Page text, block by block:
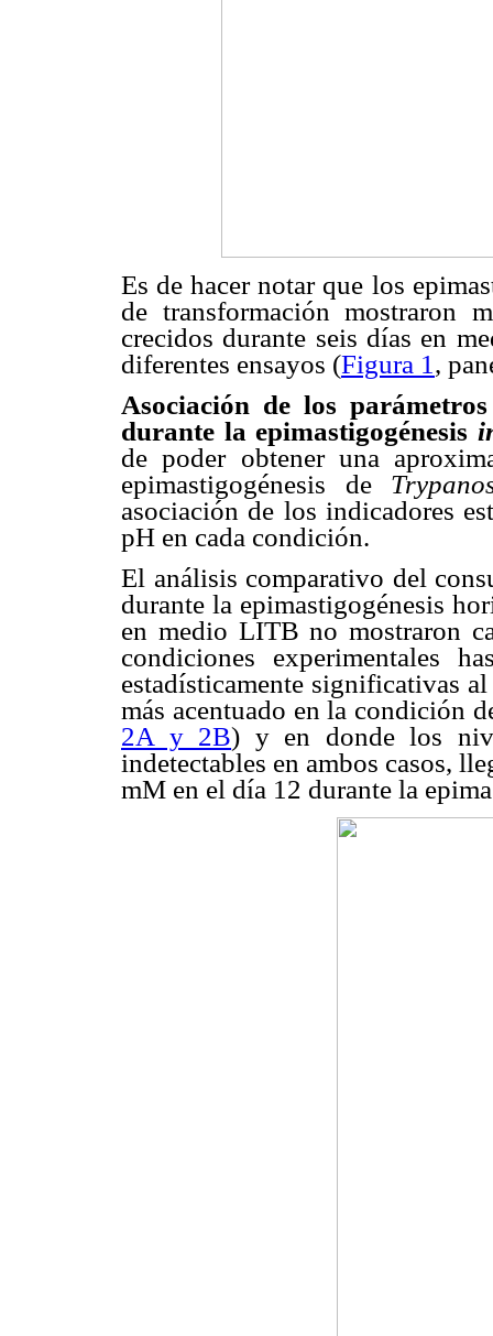
Es de hacer notar que los
de transformación mostraron
crecidos durante seis días en
diferentes ensayos (Figura 1 ,
Asociación de los
durante la epimastigogénesis
de poder obtener una
epimastigogénesis de
asociación de los indicadores
pH en cada condición.
El análisis comparativo del
durante la epimastigogénesis
en medio LITB no mostraron
condiciones experimentales
estadísticamente significativas
más acentuado en la condición
2A y 2B) y en donde los
indetectables en ambos casos,
mM en el día 12 durante la